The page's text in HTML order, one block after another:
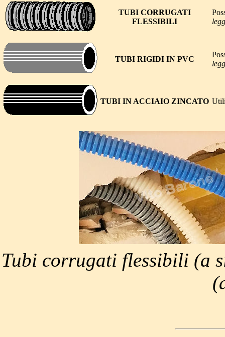
TUBI CORRUGATI
FLESSIBILI
TUBI RIGIDI IN PVC
TUBI IN ACCIAIO ZINCATO
Tubi corrugati flessibili (a